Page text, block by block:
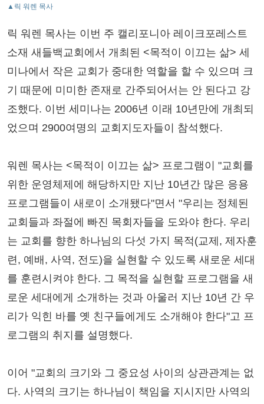
▲릭 워렌 목사
릭 워렌 목사는 이번 주 캘리포니아 레이크포레스트
소재 새들백교회에서 개최된 <목적이 이끄는 삶> 세
미나에서 작은 교회가 중대한 역할을 할 수 있으며 크
기 때문에 미미한 존재로 간주되어서는 안 된다고 강
조했다. 이번 세미나는 2006년 이래 10년만에 개최되
었으며 2900여명의 교회지도자들이 참석했다.
워렌 목사는 <목적이 이끄는 삶> 프로그램이 "교회를
위한 운영체제에 해당하지만 지난 10년간 많은 응용
프로그램들이 새로이 소개됐다"면서 "우리는 정체된
교회들과 좌절에 빠진 목회자들을 도와야 한다. 우리
는 교회를 향한 하나님의 다섯 가지 목적(교제, 제자훈
련, 예배, 사역, 전도)을 실현할 수 있도록 새로운 세대
를 훈련시켜야 한다. 그 목적을 실현할 프로그램을 새
로운 세대에게 소개하는 것과 아울러 지난 10년 간 우
리가 익힌 바를 옛 친구들에게도 소개해야 한다"고 프
로그램의 취지를 설명했다.
이어 "교회의 크기와 그 중요성 사이의 상관관계는 없
다. 사역의 크기는 하나님이 책임을 지시지만 사역의